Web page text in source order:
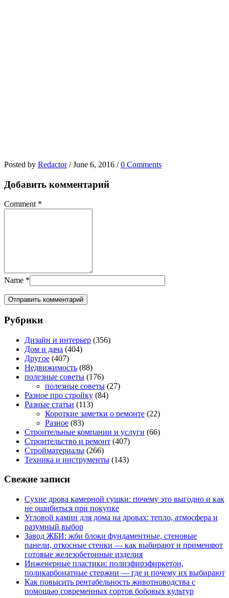
Posted by Redactor / June 6, 2016 / 0 Comments
Добавить комментарий
Comment *
Name *
Рубрики
Дизайн и интерьер (356)
Дом и дача (404)
Другое (407)
Недвижимость (88)
полезные советы (176)
полезные советы (27)
Разное про стройку (84)
Разные статьи (113)
Короткие заметки о ремонте (22)
Разное (83)
Строительные компании и услуги (66)
Строительство и ремонт (407)
Стройматериалы (266)
Техника и инструменты (143)
Свежие записи
Сухие дрова камерной сушки: почему это выгодно и как
не ошибиться при покупке
Угловой камин для дома на дровах: тепло, атмосфера и
разумный выбор
Завод ЖБИ: жби блоки фундаментные, стеновые
панели, откосные стенки — как выбирают и применяют
готовые железобетонные изделия
Инженерные пластики: полиэфирэфиркетон,
поликарбонатные стержни — где и почему их выбирают
Как повысить рентабельность животноводства с
помощью современных сортов бобовых культур